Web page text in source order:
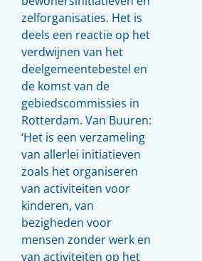
zelforganisaties. Het is
deels een reactie op het
verdwijnen van het
deelgemeentebestel en
de komst van de
gebiedscommissies in
Rotterdam. Van Buuren:
‘Het is een verzameling
van allerlei initiatieven
zoals het organiseren
van activiteiten voor
kinderen, van
bezigheden voor
mensen zonder werk en
van activiteiten op het